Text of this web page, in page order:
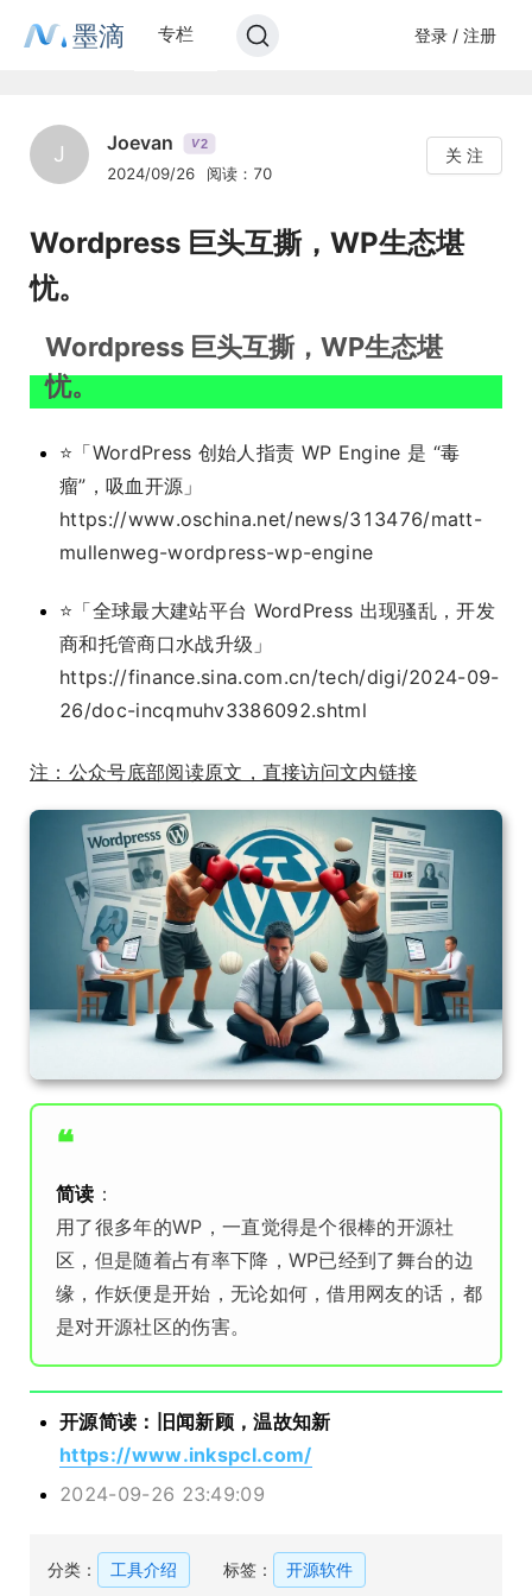
墨滴 专栏 登录 / 注册
J Joevan V2
2024/09/26 阅读：70
关 注
Wordpress 巨头互撕，WP生态堪
忧。
Wordpress 巨头互撕，WP生态堪
忧。
⭐️「WordPress 创始人指责 WP Engine 是 “毒
瘤”，吸血开源」
https://www.oschina.net/news/313476/matt-
mullenweg-wordpress-wp-engine
⭐️「全球最大建站平台 WordPress 出现骚乱，开发
商和托管商口水战升级」
https://finance.sina.com.cn/tech/digi/2024-09-
26/doc-incqmuhv3386092.shtml
注：公众号底部阅读原文，直接访问文内链接
❝
简读 ：
用了很多年的WP，一直觉得是个很棒的开源社
区，但是随着占有率下降，WP已经到了舞台的边
缘，作妖便是开始，无论如何，借用网友的话，都
是对开源社区的伤害。
开源简读：旧闻新顾，温故知新
https://www.inkspcl.com/
2024-09-26 23:49:09
分类： 工具介绍 标签： 开源软件